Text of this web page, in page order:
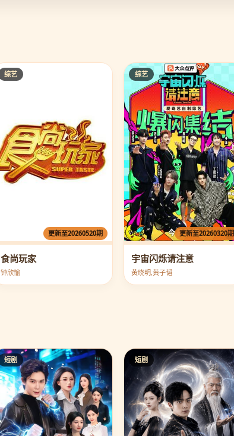
综艺
更新至20260520期
食尚玩家
钟欣愉
综艺
更新至20260320期
宇宙闪烁请注意
黄晓明,黄子韬
短剧 短剧